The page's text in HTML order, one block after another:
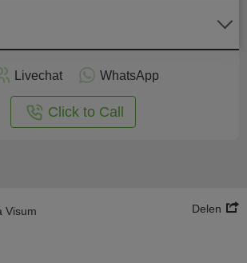
Livechat WhatsApp
Click to Call
Visum Delen